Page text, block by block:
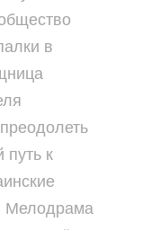
в
путь к
Мелодрама